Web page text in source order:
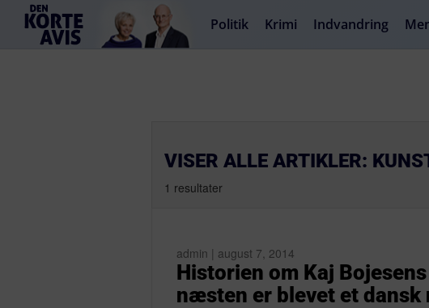
Politik Krimi Indvandring
VISER ALLE ARTIKLER:
1 resultater
admin | august 7, 2014
Historien om Kaj
næsten er blevet et